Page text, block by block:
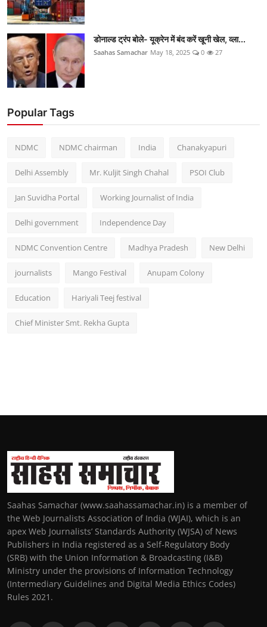
डोनाल्ड ट्रंप बोले- यूक्रेन में बंद करें खूनी खेल, व्ला...
Saahas Samachar May 18, 2025 0 27
Popular Tags
NDMC NDMC chairman India Chanakyapuri
Delhi Assembly Mr. Kuljit Singh Chahal PSOI Club
Jan Suvidha Portal Working Journalist of India
Delhi government Independence Day
NDMC Convention Centre Madhya Pradesh New Delhi
journalists Mango Festival Anupam Colony
Education Hariyali Teej festival
Chief Minister Smt. Rekha Gupta
Saahas Samachar (www.saahassamachar.in) is a member of
the Web Journalists Association of India (WJAI), which is an
apex Web Journalists’ Standards Authority (WJSA) of News
Publishers in India registered as a Self-Regulatory Body
(SRB) with the Union Information & Broadcasting (I&B)
Ministry under the provisions of Information Technology
(Intermediary Guidelines and Digital Media Ethics Codes)
Rules 2021.